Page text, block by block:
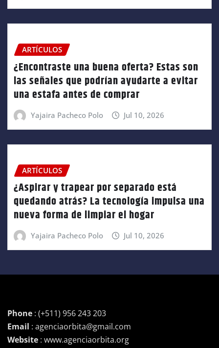
ARTÍCULOS
¿Encontraste una buena oferta? Estas son
las señales que podrían ayudarte a evitar
una estafa antes de comprar
Yajaira Pacheco Polo Jul 10, 2026
ARTÍCULOS
¿Aspirar y trapear por separado está
quedando atrás? La tecnología impulsa una
nueva forma de limpiar el hogar
Yajaira Pacheco Polo Jul 10, 2026
Phone : (+511) 956 243 203
Email : agenciaorbita@gmail.com
Website : www.agenciaorbita.org